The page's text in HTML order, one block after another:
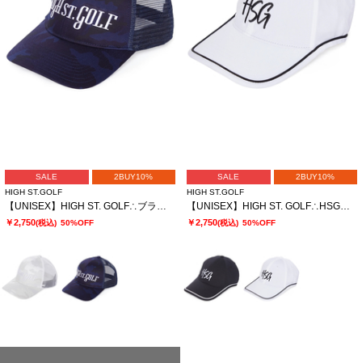
SALE
2BUY10%
HIGH ST.GOLF
【UNISEX】HIGH ST. GOLF∴ブランドロゴ刺繍 カモ柄メッシュキャップ
￥2,750(税込) 50%OFF
SALE
2BUY10%
HIGH ST.GOLF
【UNISEX】HIGH ST. GOLF∴HSGロゴ刺繡イヤーカーブキャップ
￥2,750(税込) 50%OFF